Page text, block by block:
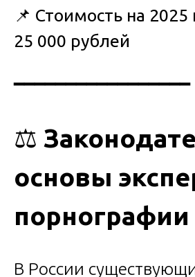
📌 Стоимость на 2025
25 000 рублей
━━━━━━━━━━━━━━━━━
⚖️
основы
порнографии
В России